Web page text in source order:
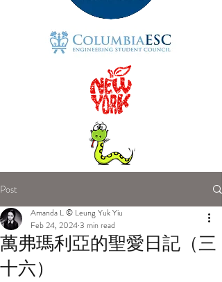
Post
萬弗瑪利亞的聖愛日記（三
十六）
Amanda L © Leung Yuk Yiu
Feb 24, 20243 min read